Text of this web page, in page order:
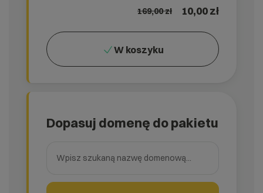
169,00zł 10,00 zł
W koszyku
Dopasuj domenę do pakietu